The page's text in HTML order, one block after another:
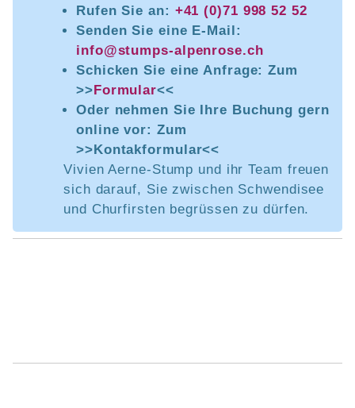
Rufen Sie an: +41 (0)71 998 52 52
Senden Sie eine E-Mail:
info@stumps-alpenrose.ch
Schicken Sie eine Anfrage: Zum
>> Formular<<
Oder nehmen Sie Ihre Buchung gern
online vor: Zum
>>Kontakformular<<
Vivien Aerne-Stump und ihr Team freuen
sich darauf, Sie zwischen Schwendisee
und Churfirsten begrüssen zu dürfen.